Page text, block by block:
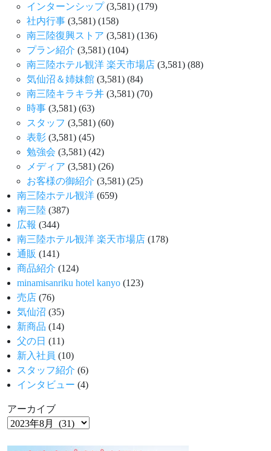
インターンシップ(3,581) (179)
社内行事 (3,581) (158)
南三陸復興ストア (3,581) (136)
プラン紹介 (3,581) (104)
南三陸ホテル観洋 楽天市場店 (3,581) (88)
気仙沼＆姉妹館 (3,581) (84)
南三陸キラキラ丼 (3,581) (70)
時事 (3,581) (63)
スタッフ (3,581) (60)
表彰 (3,581) (45)
勉強会 (3,581) (42)
メディア (3,581) (26)
お客様の御紹介 (3,581) (25)
南三陸ホテル観洋 (659)
南三陸 (387)
広報 (344)
南三陸ホテル観洋 楽天市場店 (178)
通販 (141)
商品紹介 (124)
minamisanriku hotel kanyo (123)
売店 (76)
気仙沼 (35)
新商品 (14)
父の日 (11)
新入社員 (10)
スタッフ紹介 (6)
インタビュー (4)
アーカイブ